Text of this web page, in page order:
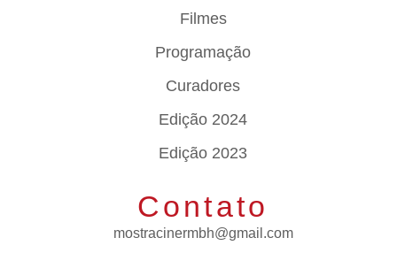
Filmes
Programação
Curadores
Edição 2024
Edição 2023
Contato
mostracinermbh@gmail.com